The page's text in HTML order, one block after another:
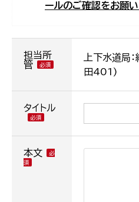
ールのご確認をお願い
担当所
管
上下水道局
田401)
タイトル
本文